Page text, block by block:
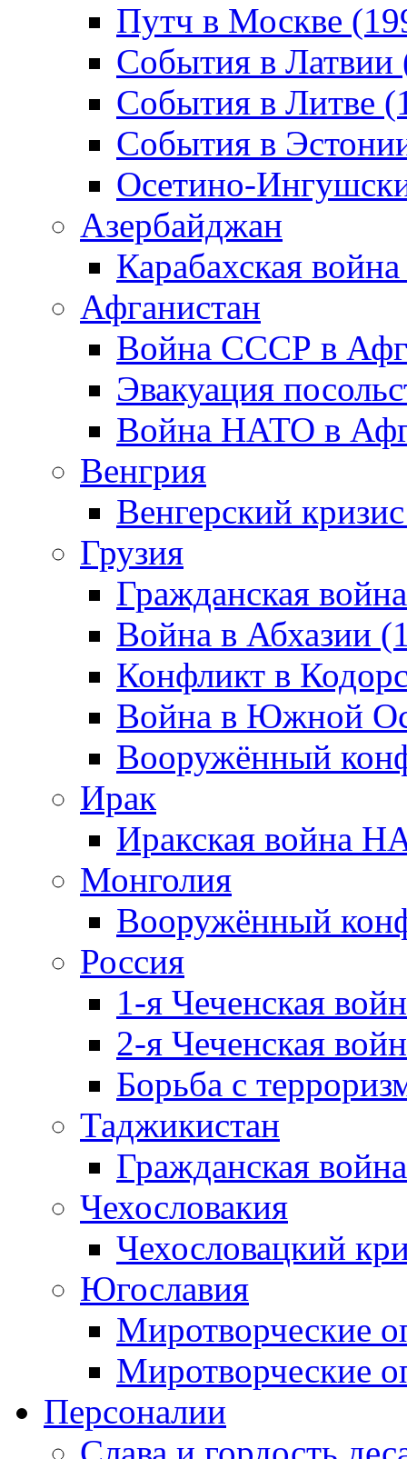
Путч в Москве
События в Латвии
События в Литве
События в
Осетино-
Азербайджан
Карабахская
Афганистан
Война СССР в
Эвакуация
Война НАТО в
Венгрия
Венгерский
Грузия
Гражданская
Война в Абхазии
Конфликт в
Война в Южной
Вооружённый
Ирак
Иракская война
Монголия
Вооружённый
Россия
1-я Чеченская
2-я Чеченская
Борьба с
Таджикистан
Гражданская
Чехословакия
Чехословацкий
Югославия
Миротворческие
Миротворческие
Персоналии